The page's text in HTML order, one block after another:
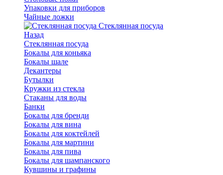
Упаковки для приборов
Чайные ложки
Стеклянная посуда
Назад
Стеклянная посуда
Бокалы для коньяка
Бокалы шале
Декантеры
Бутылки
Кружки из стекла
Стаканы для воды
Банки
Бокалы для бренди
Бокалы для вина
Бокалы для коктейлей
Бокалы для мартини
Бокалы для пива
Бокалы для шампанского
Кувшины и графины